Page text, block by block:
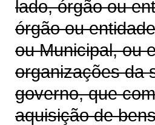
lado, órgão ou
órgão ou
ou Municipal, ou
organizações da
governo, que
aquisição de